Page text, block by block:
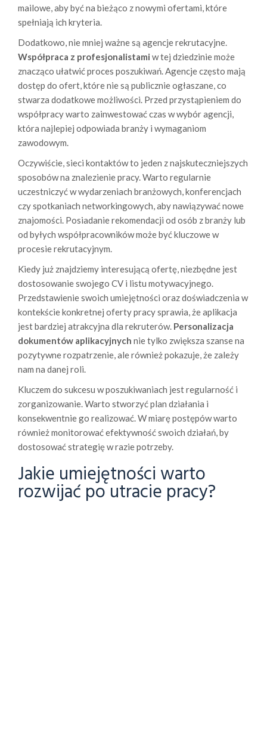
mailowe, aby być na bieżąco z nowymi ofertami, które
spełniają ich kryteria.
Dodatkowo, nie mniej ważne są agencje rekrutacyjne.
Współpraca z profesjonalistami w tej dziedzinie może
znacząco ułatwić proces poszukiwań. Agencje często mają
dostęp do ofert, które nie są publicznie ogłaszane, co
stwarza dodatkowe możliwości. Przed przystąpieniem do
współpracy warto zainwestować czas w wybór agencji,
która najlepiej odpowiada branży i wymaganiom
zawodowym.
Oczywiście, sieci kontaktów to jeden z najskuteczniejszych
sposobów na znalezienie pracy. Warto regularnie
uczestniczyć w wydarzeniach branżowych, konferencjach
czy spotkaniach networkingowych, aby nawiązywać nowe
znajomości. Posiadanie rekomendacji od osób z branży lub
od byłych współpracowników może być kluczowe w
procesie rekrutacyjnym.
Kiedy już znajdziemy interesującą ofertę, niezbędne jest
dostosowanie swojego CV i listu motywacyjnego.
Przedstawienie swoich umiejętności oraz doświadczenia w
kontekście konkretnej oferty pracy sprawia, że aplikacja
jest bardziej atrakcyjna dla rekruterów. Personalizacja
dokumentów aplikacyjnych nie tylko zwiększa szanse na
pozytywne rozpatrzenie, ale również pokazuje, że zależy
nam na danej roli.
Kluczem do sukcesu w poszukiwaniach jest regularność i
zorganizowanie. Warto stworzyć plan działania i
konsekwentnie go realizować. W miarę postępów warto
również monitorować efektywność swoich działań, by
dostosować strategię w razie potrzeby.
Jakie umiejętności warto
rozwijać po utracie pracy?